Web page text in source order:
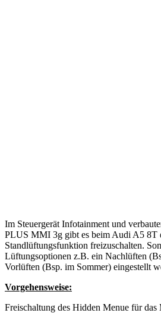
Im Steuergerät Infotainment und
PLUS MMI 3g gibt es beim Audi A5 8T
Standlüftungsfunktion freizuschalten.
Lüftungsoptionen z.B. ein Nachlüften
Vorlüften (Bsp. im Sommer) eingestellt
Vorgehensweise:
Freischaltung des Hidden Menue für